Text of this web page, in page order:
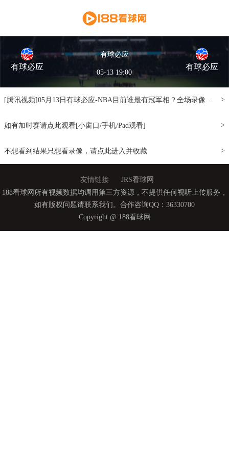
有球必应
有球必应
05-13 19:00
有球必应
>
如有加时赛请点此观看[小窗口/手机/Pad观看] >
不想看到结果只想看录像，请点此进入并收藏 >
友情链接
JRS看球网
188看球网所有视频数据均调用第三方资源，不提供任何视听上传服务，
如有版权问题请联系我们。合作咨询QQ：36330700
Copyright @ 188看球网